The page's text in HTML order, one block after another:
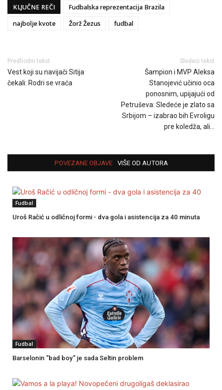
KLJUČNE REČI
Fudbalska reprezentacija Brazila
najbolje kvote
Žorž Žezus fudbal
Predhodni tekst
Vest koji su navijači Sitija
čekali: Rodri se vraća
Sledeći tekst
Šampion i MVP Aleksa
Stanojević učinio oca
ponosnim, upijajući od
Petruševa: Sledeće je zlato sa
Srbijom – izabrao bih Evroligu
pre koledža, ali…
POVEZANE OBJAVE VIŠE OD AUTORA
Fudbal
Uroš Račić u odličnoj formi - dva gola i asistencija za 40 minuta
Fudbal
Barselonin "bad boy" je sada Seltin problem